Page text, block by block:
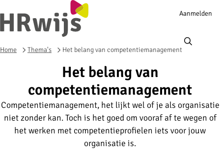
Account
Aanmelden
Home Thema's Het belang van competentiemanagement
Het belang van
competentiemanagement
Competentiemanagement, het lijkt wel of je als organisatie
niet zonder kan. Toch is het goed om vooraf af te wegen of
het werken met competentieprofielen iets voor jouw
organisatie is.